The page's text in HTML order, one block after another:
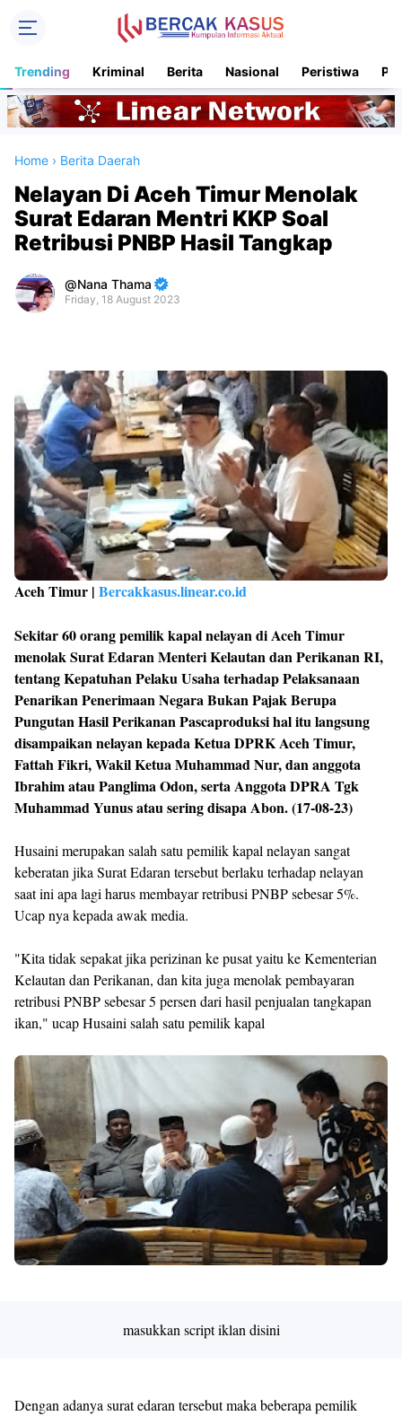
Trending Kriminal Berita Nasional Peristiwa
Home › Berita Daerah
Nelayan Di Aceh Timur Menolak
Surat Edaran Mentri KKP Soal
Retribusi PNBP Hasil Tangkap
Nana Thama
Friday, 18 August 2023
Aceh Timur | Bercakkasus.linear.co.id
Sekitar 60 orang pemilik kapal nelayan di Aceh Timur
menolak Surat Edaran Menteri Kelautan dan Perikanan RI,
tentang Kepatuhan Pelaku Usaha terhadap Pelaksanaan
Penarikan Penerimaan Negara Bukan Pajak Berupa
Pungutan Hasil Perikanan Pascaproduksi hal itu langsung
disampaikan nelayan kepada Ketua DPRK Aceh Timur,
Fattah Fikri, Wakil Ketua Muhammad Nur, dan anggota
Ibrahim atau Panglima Odon, serta Anggota DPRA Tgk
Muhammad Yunus atau sering disapa Abon. (17-08-23)
Husaini merupakan salah satu pemilik kapal nelayan sangat
keberatan jika Surat Edaran tersebut berlaku terhadap nelayan
saat ini apa lagi harus membayar retribusi PNBP sebesar 5%.
Ucap nya kepada awak media.
"Kita tidak sepakat jika perizinan ke pusat yaitu ke Kementerian
Kelautan dan Perikanan, dan kita juga menolak pembayaran
retribusi PNBP sebesar 5 persen dari hasil penjualan tangkapan
ikan," ucap Husaini salah satu pemilik kapal
masukkan script iklan disini
Dengan adanya surat edaran tersebut maka beberapa pemilik